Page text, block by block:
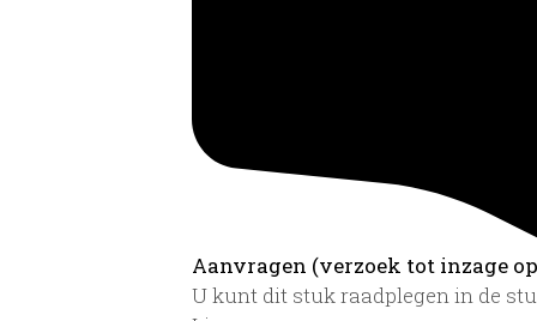
Aanvragen (verzoek tot inzage
U kunt dit stuk raadplegen in de